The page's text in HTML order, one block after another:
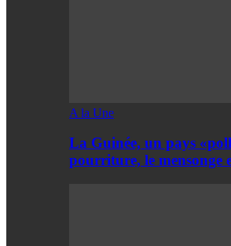
A la Une
La Guinée, un pays
pourriture, le mensonge